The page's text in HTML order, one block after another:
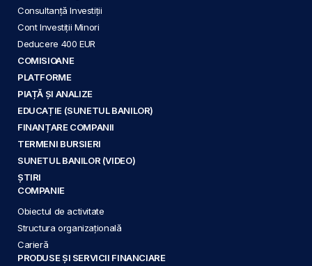
Consultanță Investiții
Cont Investiții Minori
Deducere 400 EUR
COMISIOANE
PLATFORME
PIAȚĂ ȘI ANALIZE
EDUCAȚIE (SUNETUL BANILOR)
FINANȚARE COMPANII
TERMENI BURSIERI
SUNETUL BANILOR (VIDEO)
ȘTIRI
COMPANIE
Obiectul de activitate
Structura organizațională
Carieră
PRODUSE ȘI SERVICII FINANCIARE